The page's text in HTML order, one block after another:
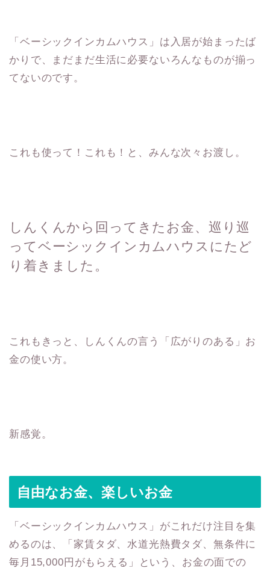
「ベーシックインカムハウス」は入居が始まったば
かりで、まだまだ生活に必要ないろんなものが揃っ
てないのです。
これも使って！これも！と、みんな次々お渡し。
しんくんから回ってきたお金、巡り巡
ってベーシックインカムハウスにたど
り着きました。
これもきっと、しんくんの言う「広がりのある」お
金の使い方。
新感覚。
自由なお金、楽しいお金
「ベーシックインカムハウス」がこれだけ注目を集
めるのは、「家賃タダ、水道光熱費タダ、無条件に
毎月15,000円がもらえる」という、お金の面での